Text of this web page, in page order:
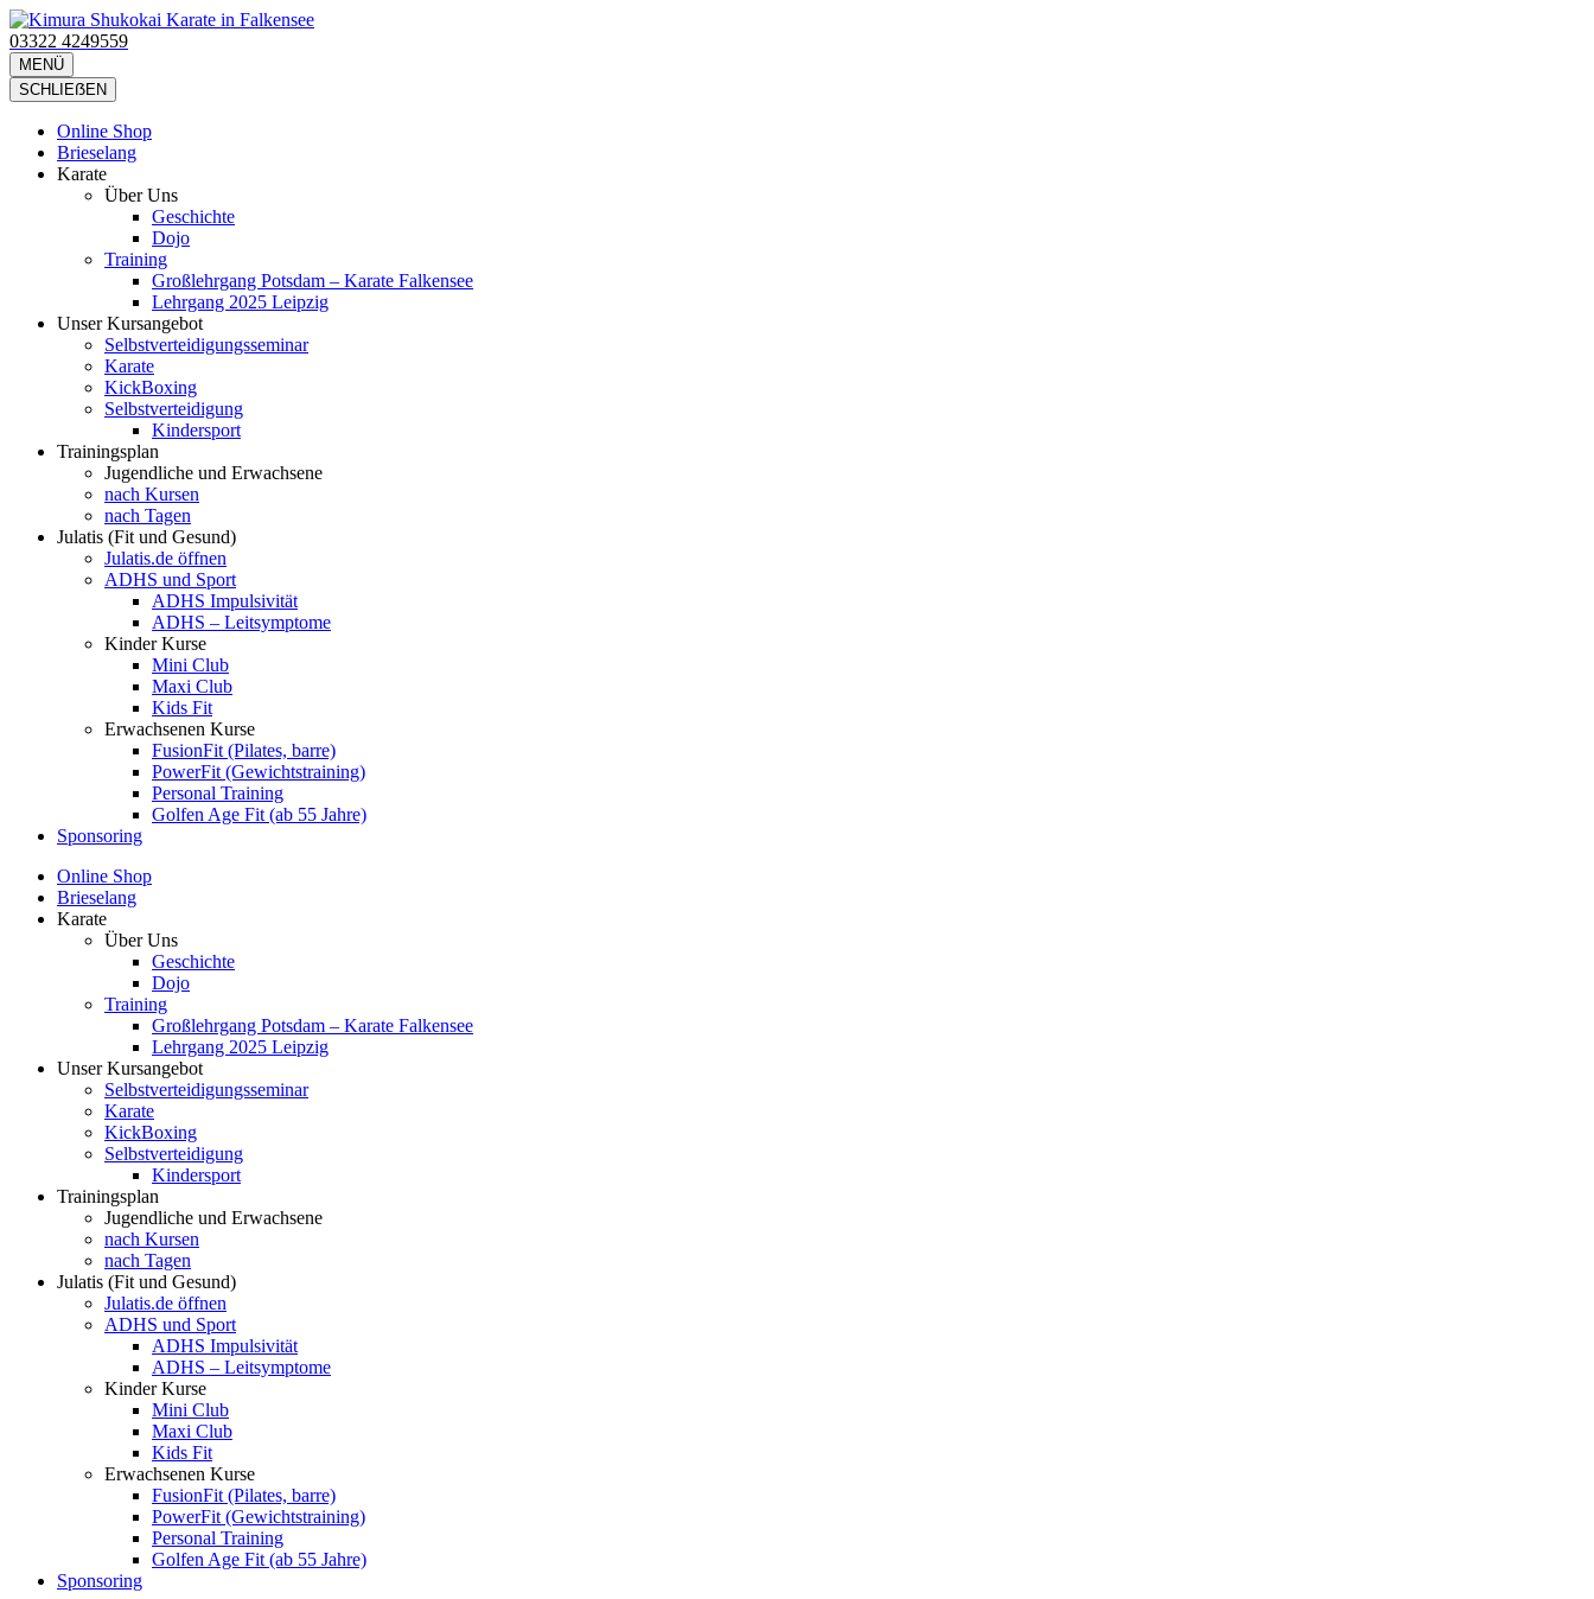
Zum
Inhalt
springen
(Eingabetaste
drücken)
Kimura Shukokai Karate in Falkensee
Wir bieten profesionelle Karatekurse für groß und klein an.
03322 4249559
MENÜ
SCHLIEẞEN
Online Shop
Brieselang
Karate
Über Uns
Geschichte
Dojo
Training
Großlehrgang Potsdam – Karate Falkensee
Lehrgang 2025 Leipzig
Unser Kursangebot
Selbstverteidigungsseminar
Karate
KickBoxing
Selbstverteidigung
Kindersport
Trainingsplan
Jugendliche und Erwachsene
nach Kursen
nach Tagen
Julatis (Fit und Gesund)
Julatis.de öffnen
ADHS und Sport
ADHS Impulsivität
ADHS – Leitsymptome
Kinder Kurse
Mini Club
Maxi Club
Kids Fit
Erwachsenen Kurse
FusionFit (Pilates, barre)
PowerFit (Gewichtstraining)
Personal Training
Golfen Age Fit (ab 55 Jahre)
Sponsoring
Online Shop
Brieselang
Karate
Über Uns
Geschichte
Dojo
Training
Großlehrgang Potsdam – Karate Falkensee
Lehrgang 2025 Leipzig
Unser Kursangebot
Selbstverteidigungsseminar
Karate
KickBoxing
Selbstverteidigung
Kindersport
Trainingsplan
Jugendliche und Erwachsene
nach Kursen
nach Tagen
Julatis (Fit und Gesund)
Julatis.de öffnen
ADHS und Sport
ADHS Impulsivität
ADHS – Leitsymptome
Kinder Kurse
Mini Club
Maxi Club
Kids Fit
Erwachsenen Kurse
FusionFit (Pilates, barre)
PowerFit (Gewichtstraining)
Personal Training
Golfen Age Fit (ab 55 Jahre)
Sponsoring